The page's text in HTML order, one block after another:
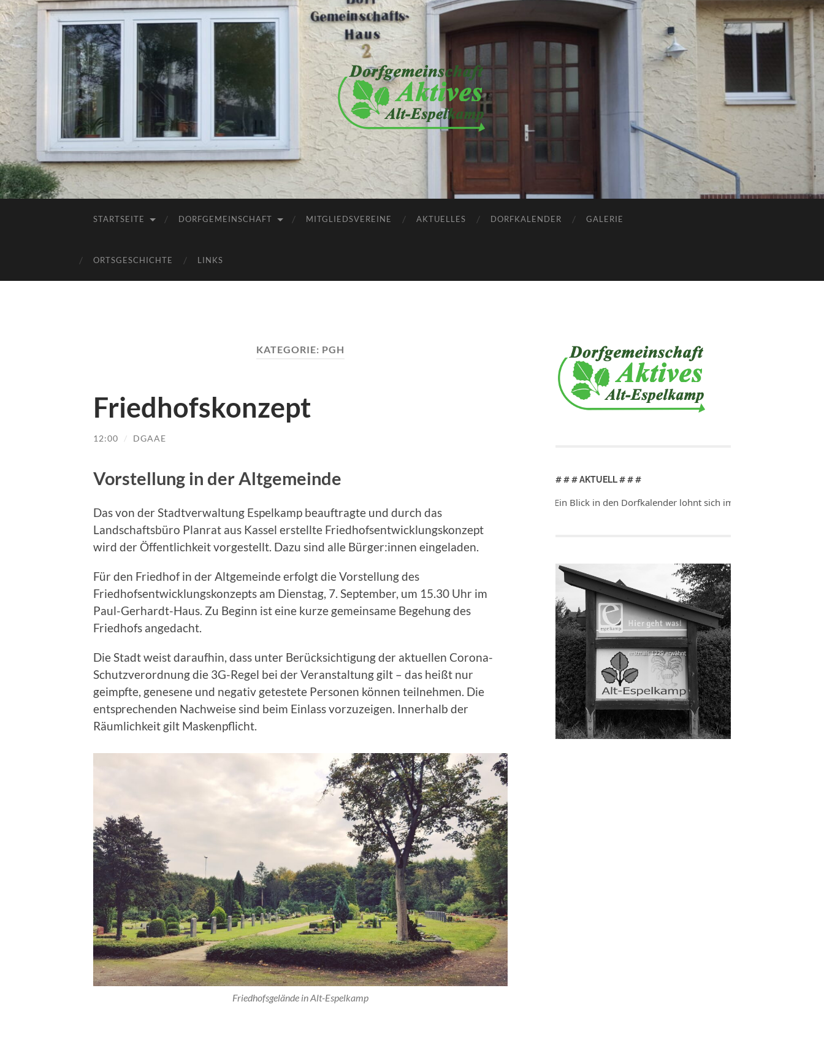
Dorfgemeinschaft
Aktives
Alt-
Espelkamp
e.V.
STARTSEITE DORFGEMEINSCHAFT MITGLIEDSVEREINE AKTUELLES DORFKALENDER GALERIE
ORTSGESCHICHTE LINKS
KATEGORIE: PGH
Friedhofskonzept
12:00 / DGAAE
Vorstellung in der Altgemeinde
Das von der Stadtverwaltung Espelkamp beauftragte und durch das
Landschaftsbüro Planrat aus Kassel erstellte Friedhofsentwicklungskonzept
wird der Öffentlichkeit vorgestellt. Dazu sind alle Bürger:innen eingeladen.
Für den Friedhof in der Altgemeinde erfolgt die Vorstellung des
Friedhofsentwicklungskonzepts am Dienstag, 7. September, um 15.30 Uhr im
Paul-Gerhardt-Haus. Zu Beginn ist eine kurze gemeinsame Begehung des
Friedhofs angedacht.
Die Stadt weist daraufhin, dass unter Berücksichtigung der aktuellen Corona-
Schutzverordnung die 3G-Regel bei der Veranstaltung gilt – das heißt nur
geimpfte, genesene und negativ getestete Personen können teilnehmen. Die
entsprechenden Nachweise sind beim Einlass vorzuzeigen. Innerhalb der
Räumlichkeit gilt Maskenpflicht.
Friedhofsgelände in Alt-Espelkamp
# # # AKTUELL # # #
Ein Blick in den Dorfkalender lohnt sich immer! Ein Blick in den